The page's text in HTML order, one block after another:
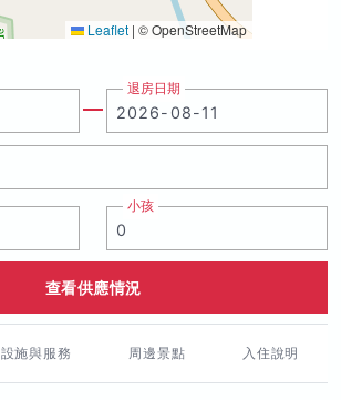
Leaflet | © OpenStreetMap
退房日期
小孩
查看供應情況
設施與服務 周邊景點 入住說明